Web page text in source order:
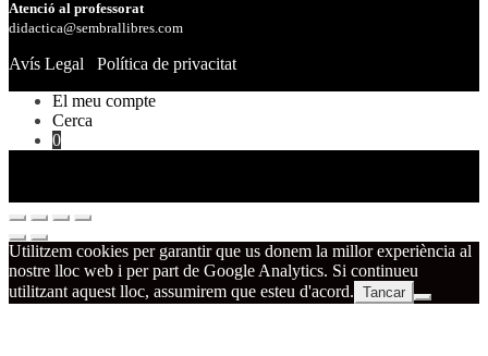
Atenció al professorat
didactica@sembrallibres.com
Avís Legal
Política de privacitat
El meu compte
Cerca
0
Utilitzem cookies per garantir que us donem la millor experiència al
nostre lloc web i per part de Google Analytics. Si continueu
utilitzant aquest lloc, assumirem que esteu d'acord. Tancar